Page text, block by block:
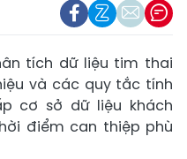
tích dữ liệu tim thai
và các quy tắc tính
cơ sở dữ liệu khách
điểm can thiệp phù